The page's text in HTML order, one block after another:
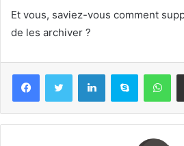
Et vous, saviez-vous comment
de les archiver ?
LinkedinSkype